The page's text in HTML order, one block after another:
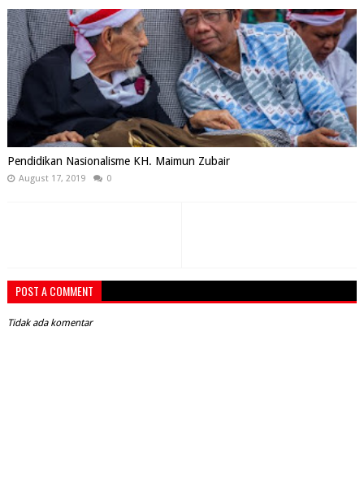
Pendidikan Nasionalisme KH. Maimun Zubair
August 17, 2019 0
POST A COMMENT
Tidak ada komentar